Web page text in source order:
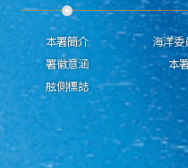
本署簡介
署徽意涵
舷側標誌
海洋
本